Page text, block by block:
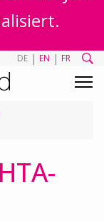
DE | EN | FR